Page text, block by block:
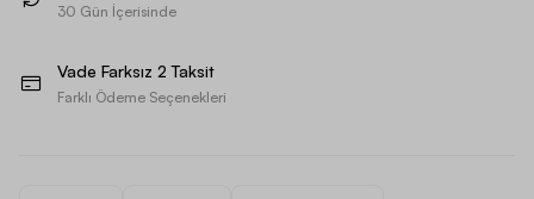
30 Gün İçerisinde
Vade Farksız 2 Taksit
Farklı Ödeme Seçenekleri